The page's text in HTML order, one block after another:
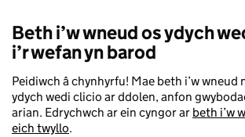
Beth i’w wneud os ydych
i’r wefan yn barod
Peidiwch â chynhyrfu! Mae beth i’w wneud
ydych wedi clicio ar ddolen, anfon
arian. Edrychwch ar ein cyngor ar beth i’w
eich twyllo.